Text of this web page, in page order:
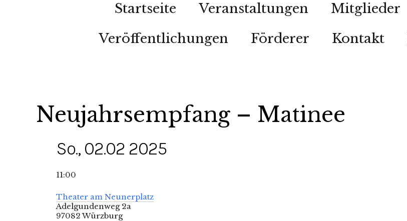
Startseite Veranstaltungen Mitglieder
Veröffentlichungen
Förderer Kontakt
Neujahrsempfang – Matinee
So., 02.02 2025
11:00
Theater am Neunerplatz
Adelgundenweg 2a
97082 Würzburg